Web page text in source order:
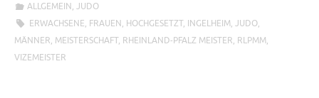
ALLGEMEIN, JUDO
ERWACHSENE, FRAUEN, HOCHGESETZT, INGELHEIM, JUDO,
MÄNNER, MEISTERSCHAFT, RHEINLAND-PFALZ MEISTER, RLPMM,
VIZEMEISTER